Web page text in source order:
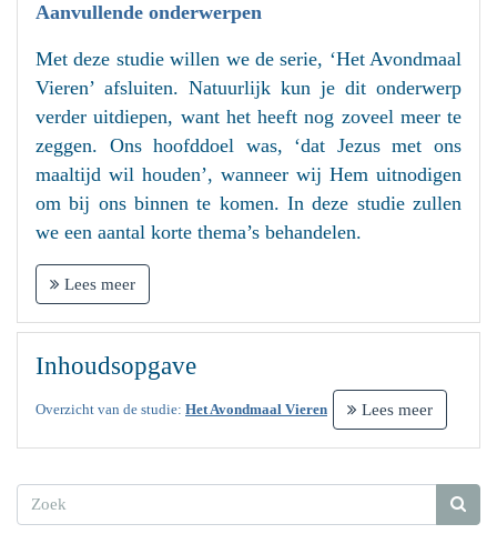
Aanvullende onderwerpen
Met deze studie willen we de serie, ‘Het Avondmaal
Vieren’ afsluiten. Natuurlijk kun je dit onderwerp
verder uitdiepen, want het heeft nog zoveel meer te
zeggen. Ons hoofddoel was, ‘dat Jezus met ons
maaltijd wil houden’, wanneer wij Hem uitnodigen
om bij ons binnen te komen. In deze studie zullen
we een aantal korte thema’s behandelen.
Lees meer
Inhoudsopgave
Overzicht van de studie: Het Avondmaal Vieren Lees meer